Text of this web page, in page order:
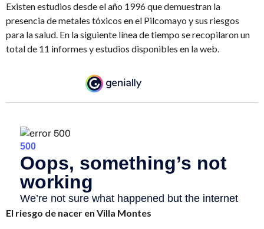
Existen estudios desde el año 1996 que demuestran la
presencia de metales tóxicos en el Pilcomayo y sus riesgos
para la salud. En la siguiente línea de tiempo se recopilaron un
total de 11 informes y estudios disponibles en la web.
El riesgo de nacer en Villa Montes